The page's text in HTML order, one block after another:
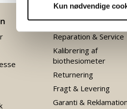
Kun nødvendige
Kundeservice
Reparation & Service
Kalibrering af
biothesiometer
Returnering
Fragt & Levering
Garanti &